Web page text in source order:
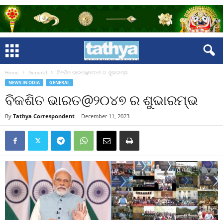
Home General ବିକଶିତ ଭାରତ@୨୦୪୭ ର ଶୁଭାରମ୍ଭ
NEWS IN ODIA GENERAL
ବିକଶିତ ଭାରତ@୨୦୪୭ ର ଶୁଭାରମ୍ଭ
By Tathya Correspondent - December 11, 2023